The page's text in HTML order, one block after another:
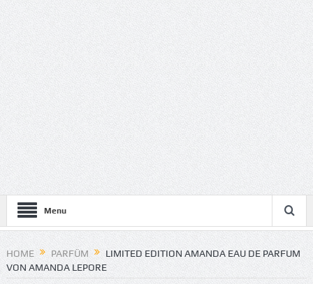
Menu
HOME PARFÜM
LIMITED EDITION AMANDA EAU DE PARFUM
VON AMANDA LEPORE